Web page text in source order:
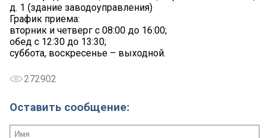
д. 1 (здание заводоуправления)
График приема:
вторник и четверг с 08:00 до 16:00;
обед с 12:30 до 13:30;
суббота, воскресенье – выходной.
272902
Оставить сообщение: